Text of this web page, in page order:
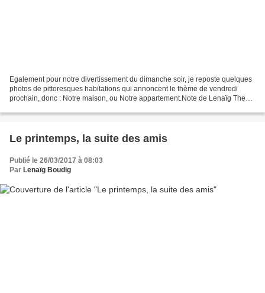
Egalement pour notre divertissement du dimanche soir, je reposte quelques
photos de pittoresques habitations qui annoncent le thème de vendredi
prochain, donc : Notre maison, ou Notre appartement.Note de Lenaïg The
Le printemps, la suite des amis
Publié le 26/03/2017 à 08:03
Par Lenaïg Boudig